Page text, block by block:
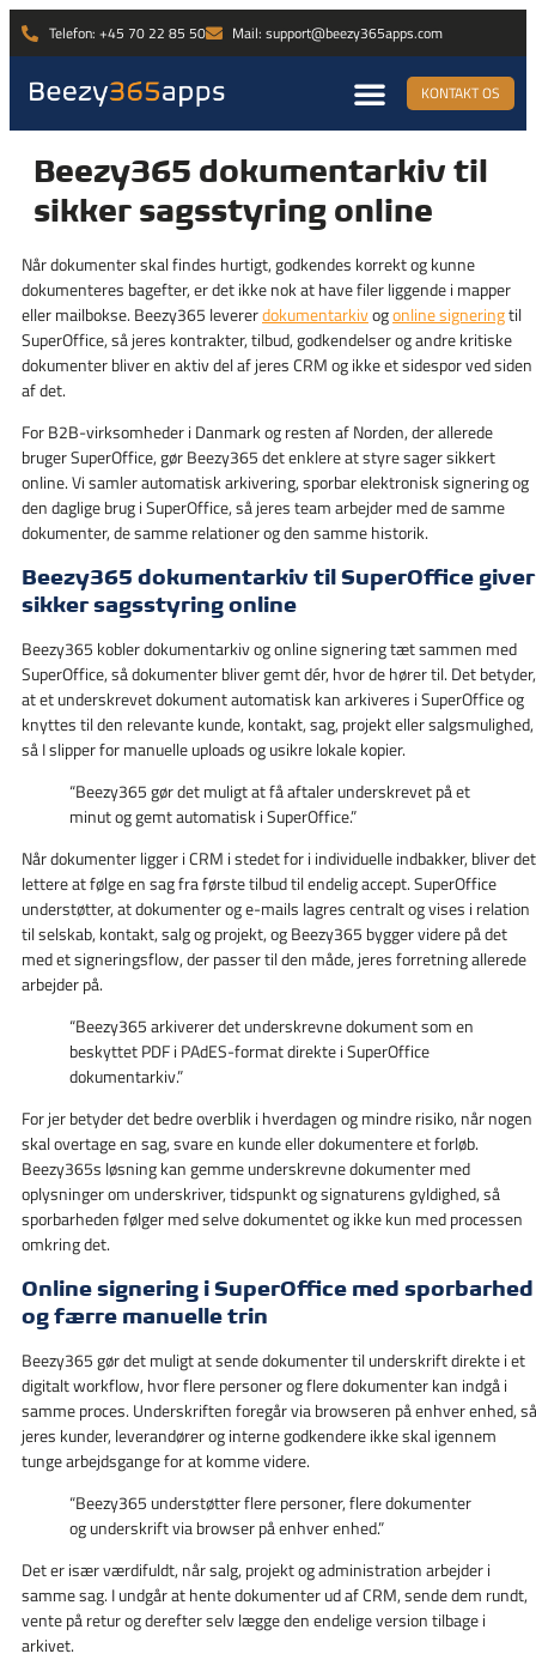
Telefon: +45 70 22 85 50 Mail: support@beezy365apps.com
KONTAKT OS
Beezy365 dokumentarkiv til
sikker sagsstyring online
Når dokumenter skal findes hurtigt, godkendes korrekt og kunne
dokumenteres bagefter, er det ikke nok at have filer liggende i mapper
eller mailbokse. Beezy365 levererdokumentarkivogonline signeringtil
SuperOffice, så jeres kontrakter, tilbud, godkendelser og andre kritiske
dokumenter bliver en aktiv del af jeres CRM og ikke et sidespor ved siden
af det.
For B2B-virksomheder i Danmark og resten af Norden, der allerede
bruger SuperOffice, gør Beezy365 det enklere at styre sager sikkert
online. Vi samler automatisk arkivering, sporbar elektronisk signering og
den daglige brug i SuperOffice, så jeres team arbejder med de samme
dokumenter, de samme relationer og den samme historik.
Beezy365 dokumentarkiv til SuperOffice giver
sikker sagsstyring online
Beezy365 kobler dokumentarkiv og online signering tæt sammen med
SuperOffice, så dokumenter bliver gemt dér, hvor de hører til. Det betyder,
at et underskrevet dokument automatisk kan arkiveres i SuperOffice og
knyttes til den relevante kunde, kontakt, sag, projekt eller salgsmulighed,
så I slipper for manuelle uploads og usikre lokale kopier.
“Beezy365 gør det muligt at få aftaler underskrevet på et
minut og gemt automatisk i SuperOffice.”
Når dokumenter ligger i CRM i stedet for i individuelle indbakker, bliver det
lettere at følge en sag fra første tilbud til endelig accept. SuperOffice
understøtter, at dokumenter og e-mails lagres centralt og vises i relation
til selskab, kontakt, salg og projekt, og Beezy365 bygger videre på det
med et signeringsflow, der passer til den måde, jeres forretning allerede
arbejder på.
“Beezy365 arkiverer det underskrevne dokument som en
beskyttet PDF i PAdES-format direkte i SuperOffice
dokumentarkiv.”
For jer betyder det bedre overblik i hverdagen og mindre risiko, når nogen
skal overtage en sag, svare en kunde eller dokumentere et forløb.
Beezy365s løsning kan gemme underskrevne dokumenter med
oplysninger om underskriver, tidspunkt og signaturens gyldighed, så
sporbarheden følger med selve dokumentet og ikke kun med processen
omkring det.
Online signering i SuperOffice med sporbarhed
og færre manuelle trin
Beezy365 gør det muligt at sende dokumenter til underskrift direkte i et
digitalt workflow, hvor flere personer og flere dokumenter kan indgå i
samme proces. Underskriften foregår via browseren på enhver enhed, så
jeres kunder, leverandører og interne godkendere ikke skal igennem
tunge arbejdsgange for at komme videre.
“Beezy365 understøtter flere personer, flere dokumenter
og underskrift via browser på enhver enhed.”
Det er især værdifuldt, når salg, projekt og administration arbejder i
samme sag. I undgår at hente dokumenter ud af CRM, sende dem rundt,
vente på retur og derefter selv lægge den endelige version tilbage i
arkivet.